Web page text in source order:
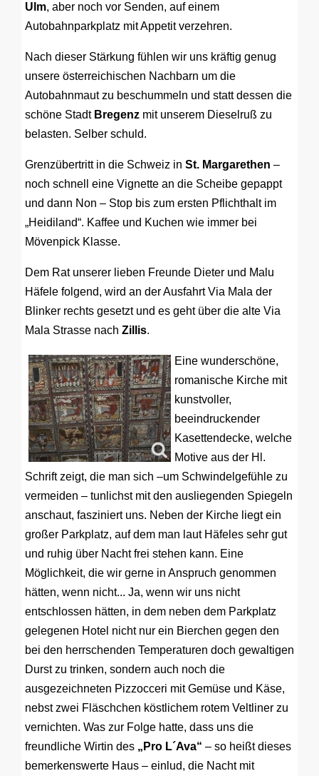
Ulm, aber noch vor Senden, auf einem
Autobahnparkplatz mit Appetit verzehren.
Nach dieser Stärkung fühlen wir uns kräftig genug
unsere österreichischen Nachbarn um die
Autobahnmaut zu beschummeln und statt dessen die
schöne Stadt Bregenz mit unserem Dieselruß zu
belasten. Selber schuld.
Grenzübertritt in die Schweiz in St. Margarethen –
noch schnell eine Vignette an die Scheibe gepappt
und dann Non – Stop bis zum ersten Pflichthalt im
„Heidiland“. Kaffee und Kuchen wie immer bei
Mövenpick Klasse.
Dem Rat unserer lieben Freunde Dieter und Malu
Häfele folgend, wird an der Ausfahrt Via Mala der
Blinker rechts gesetzt und es geht über die alte Via
Mala Strasse nach Zillis.
Eine wunderschöne,
romanische Kirche mit
kunstvoller,
beeindruckender
Kasettendecke, welche
Motive aus der Hl.
Schrift zeigt, die man sich –um Schwindelgefühle zu
vermeiden – tunlichst mit den ausliegenden Spiegeln
anschaut, fasziniert uns. Neben der Kirche liegt ein
großer Parkplatz, auf dem man laut Häfeles sehr gut
und ruhig über Nacht frei stehen kann. Eine
Möglichkeit, die wir gerne in Anspruch genommen
hätten, wenn nicht... Ja, wenn wir uns nicht
entschlossen hätten, in dem neben dem Parkplatz
gelegenen Hotel nicht nur ein Bierchen gegen den
bei den herrschenden Temperaturen doch gewaltigen
Durst zu trinken, sondern auch noch die
ausgezeichneten Pizzocceri mit Gemüse und Käse,
nebst zwei Fläschchen köstlichem rotem Veltliner zu
vernichten. Was zur Folge hatte, dass uns die
freundliche Wirtin des „Pro L´Ava“ – so heißt dieses
bemerkenswerte Haus – einlud, die Nacht mit